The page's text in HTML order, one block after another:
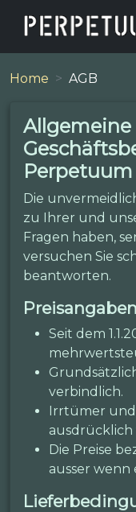
Home AGB
Allgemeine
Die
zu Ihrer und
Fragen haben,
versuchen Sie
beantworten.
Preisangaben
Seit dem
verbindlich.
Irrtümer
Die Preise
ausser wenn